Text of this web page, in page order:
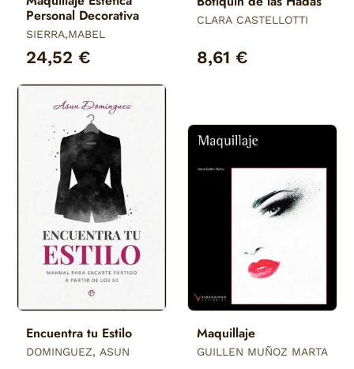
Personal Decorativa
SIERRA,MABEL
24,52 €
CLARA CASTELLOTTI
8,61 €
Encuentra tu Estilo
DOMINGUEZ, ASUN
Maquillaje
GUILLEN MUÑOZ MARTA